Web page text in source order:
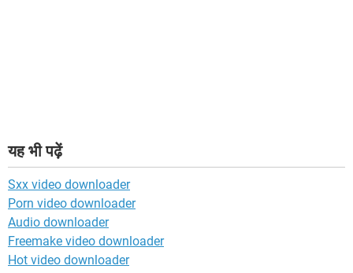
यह भी पढ़ें
Sxx video downloader
Porn video downloader
Audio downloader
Freemake video downloader
Hot video downloader